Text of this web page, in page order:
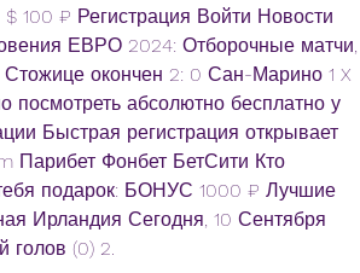
100 ₽ Регистрация Войти Новости
ЕВРО 2024: Отборочные матчи,
окончен 2: 0 Сан-Марино 1 X
посмотреть абсолютно бесплатно у
Быстрая регистрация открывает
Парибет Фонбет БетСити Кто
подарок: БОНУС 1000 ₽ Лучшие
Ирландия Сегодня, 10 Сентября
голов (0) 2.